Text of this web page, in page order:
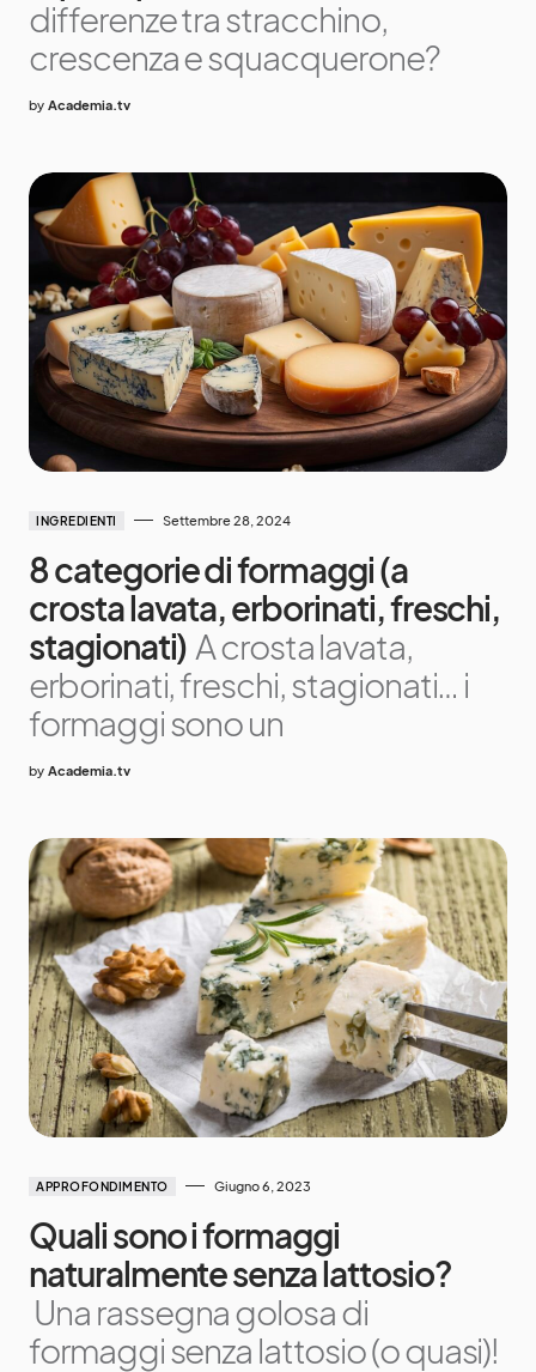
differenze tra stracchino,
crescenza e squacquerone?
by Academia.tv
INGREDIENTI Settembre 28, 2024
8 categorie di formaggi (a
crosta lavata, erborinati, freschi,
stagionati) A crosta lavata,
erborinati, freschi, stagionati… i
formaggi sono un
by Academia.tv
APPROFONDIMENTO Giugno 6, 2023
Quali sono i formaggi
naturalmente senza lattosio?
Una rassegna golosa di
formaggi senza lattosio (o quasi)!